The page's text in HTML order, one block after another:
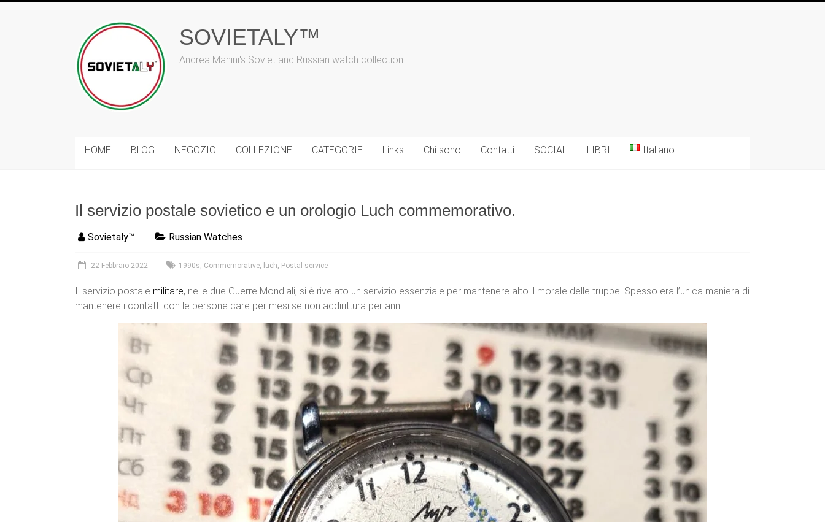
SOVIETALY™
Andrea Manini's Soviet and Russian watch collection
HOME BLOG NEGOZIO COLLEZIONE CATEGORIE Links Chi sono Contatti SOCIAL LIBRI Italiano
Il servizio postale sovietico e un orologio Luch commemorativo.
Sovietaly™ Russian Watches
22 Febbraio 2022 1990s, Commemorative, luch, Postal service
Il servizio postale militare, nelle due Guerre Mondiali, si è rivelato un servizio essenziale per mantenere alto il morale delle truppe. Spesso era l’unica maniera di
mantenere i contatti con le persone care per mesi se non addirittura per anni.